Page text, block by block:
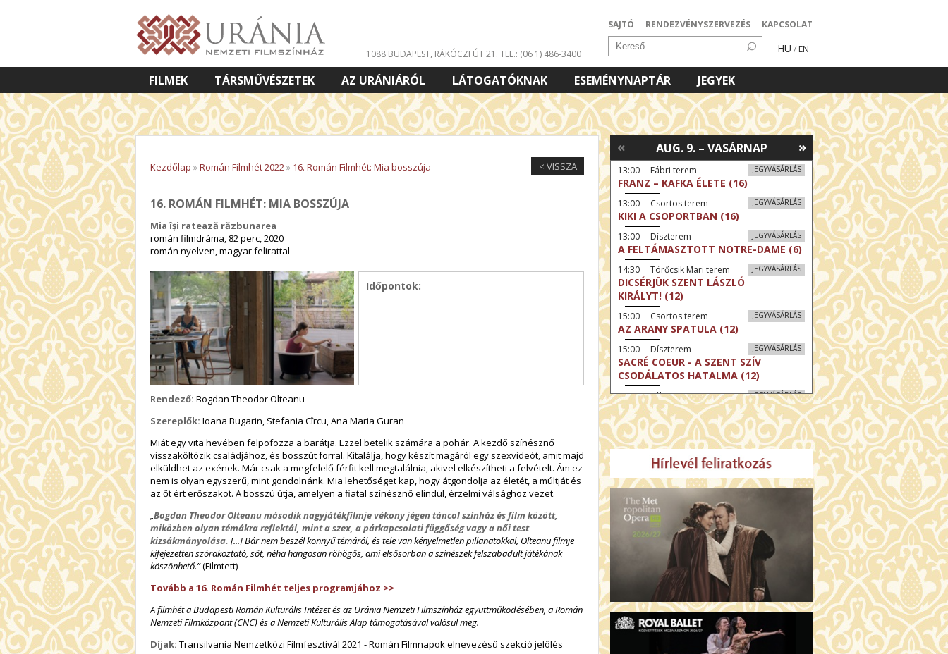
SAJTÓ RENDEZVÉNYSZERVEZÉS KAPCSOLAT
HU / EN
1088 BUDAPEST, RÁKÓCZI ÚT 21. TEL.: (06 1) 486-3400
FILMEK TÁRSMŰVÉSZETEK AZ URÁNIÁRÓL LÁTOGATÓKNAK ESEMÉNYNAPTÁR
JEGYEK
VETÍTETT KÉPES ELŐADÁSOK
< VISSZA
Kezdőlap »Román Filmhét 2022» 16. Román Filmhét: Mia bosszúja
16. ROMÁN FILMHÉT: MIA BOSSZÚJA
Mia își ratează răzbunarea
román filmdráma, 82 perc, 2020
román nyelven, magyar felirattal
Időpontok:
Rendező: Bogdan Theodor Olteanu
Szereplők: Ioana Bugarin, Stefania Cîrcu, Ana Maria Guran
Miát egy vita hevében felpofozza a barátja. Ezzel betelik számára a pohár. A kezdő színésznő
visszaköltözik családjához, és bosszút forral. Kitalálja, hogy készít magáról egy szexvideót, amit majd
elküldhet az exének. Már csak a megfelelő férfit kell megtalálnia, akivel elkészítheti a felvételt. Ám ez
nem is olyan egyszerű, mint gondolnánk. Mia lehetőséget kap, hogy átgondolja az életét, a múltját és
az őt ért erőszakot. A bosszú útja, amelyen a fiatal színésznő elindul, érzelmi válsághoz vezet.
„Bogdan Theodor Olteanu második nagyjátékfilmje vékony jégen táncol színház és film között,
miközben olyan témákra reflektál, mint a szex, a párkapcsolati függőség vagy a női test
kizsákmányolása. [...] Bár nem beszél könnyű témáról, és tele van kényelmetlen pillanatokkal, Olteanu filmje
kifejezetten szórakoztató, sőt, néha hangosan röhögős, ami elsősorban a színészek felszabadult játékának
köszönhető.”(Filmtett)
Tovább a 16. Román Filmhét teljes programjához >>
A filmhét a Budapesti Román Kulturális Intézet és az Uránia Nemzeti Filmszínház együttműködésében, a Román
Nemzeti Filmközpont (CNC) és a Nemzeti Kulturális Alap támogatásával valósul meg.
Díjak: Transilvania Nemzetközi Filmfesztivál 2021 - Román Filmnapok elnevezésű szekció jelölés
»
AUG. 9. – VASÁRNAP
«
JEGYVÁSÁRLÁS
13:00 Fábri terem
FRANZ – KAFKA ÉLETE (16)
JEGYVÁSÁRLÁS
13:00 Csortos terem
KIKI A CSOPORTBAN (16)
JEGYVÁSÁRLÁS
13:00 Díszterem
A FELTÁMASZTOTT NOTRE-DAME (6)
JEGYVÁSÁRLÁS
14:30 Törőcsik Mari terem
DICSÉRJÜK SZENT LÁSZLÓ
KIRÁLYT! (12)
JEGYVÁSÁRLÁS
15:00 Csortos terem
AZ ARANY SPATULA (12)
JEGYVÁSÁRLÁS
15:00 Díszterem
SACRÉ COEUR - A SZENT SZÍV
CSODÁLATOS HATALMA (12)
JEGYVÁSÁRLÁS
15:30 Fábri terem
MOMO (12)
JEGYVÁSÁRLÁS
17:00 Díszterem
ODÜSSZEIA (16)
JEGYVÁSÁRLÁS
17:00 Törőcsik Mari terem
SZERELMEM, MAROKKÓ (16)
17:00 Csortos terem
HELLÓ, HAIFA! (16)
JEGYVÁSÁRLÁS
17:30 Fábri terem
A ZONGORAHANGOLÓ (16)
JEGYVÁSÁRLÁS
19:00 Csortos terem
ARGENTIN TÖRTÉNETEK (16)
JEGYVÁSÁRLÁS
19:30 Törőcsik Mari terem
MIKET NEM BESZÉLEK (16)
JEGYVÁSÁRLÁS
20:00 Fábri terem
KESERŰ KARÁCSONY (16)